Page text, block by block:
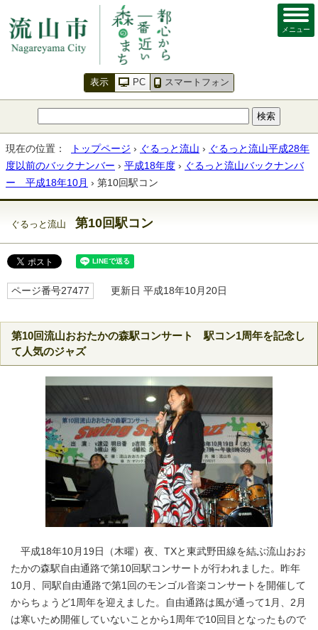
表示 PC スマートフォン
メニュー
現在の位置： トップページ › ぐるっと流山 › ぐるっと流山平成28年
度以前のバックナンバー › 平成18年度 › ぐるっと流山バックナンバ
ー 平成18年10月 › 第10回駅コン
ぐるっと流山 第10回駅コン
ページ番号27477 更新日 平成18年10月20日
第10回流山おおたかの森駅コンサート 駅コン1周年を記念し
て人気のジャズ
平成18年10月19日（木曜）夜、TXと東武野田線を結ぶ流山おお
たかの森駅自由通路で第10回駅コンサートが行われました。昨年
10月、同駅自由通路で第1回のモンゴル音楽コンサートを開催して
からちょうど1周年を迎えました。自由通路は風が通って1月、2月
は寒いため開催していないことから1周年で10回目となったもので